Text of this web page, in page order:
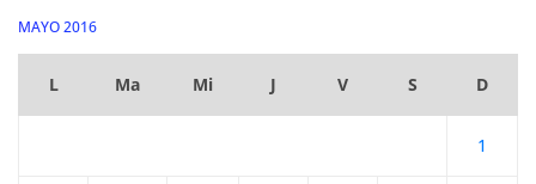
MAYO 2016
L Ma Mi J V S D
1